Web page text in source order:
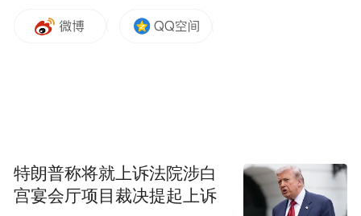
果断报警求助
特朗普称将就上诉法院涉白
宫宴会厅项目裁决提起上诉